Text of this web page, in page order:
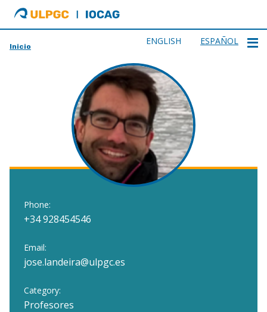
ULPGC
Ir
al
IOCAG
ENGLISH ESPAÑOL
Inicio
Phone:
+34 928454546
Email:
jose.landeira@ulpgc.es
Category:
Profesores